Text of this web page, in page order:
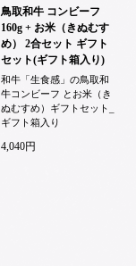
鳥取和牛 コンビーフ
160g + お米（きぬむす
め） 2合セット ギフト
セット(ギフト箱入り)
和牛「生食感」の鳥取和
牛コンビーフ とお米（き
ぬむすめ）ギフトセット_
ギフト箱入り
4,040円